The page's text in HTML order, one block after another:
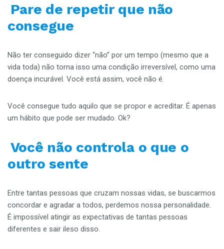
Pare de repetir que não
consegue
Não ter conseguido dizer “não” por um tempo (mesmo que a
vida toda) não torna isso uma condição irreversível, como uma
doença incurável. Você está assim, você não é.
Você consegue tudo aquilo que se propor e acreditar. É apenas
um hábito que pode ser mudado. Ok?
Você não controla o que o
outro sente
Entre tantas pessoas que cruzam nossas vidas, se buscarmos
concordar e agradar a todos, perdemos nossa personalidade.
É impossível atingir as expectativas de tantas pessoas
diferentes e sair ileso disso.